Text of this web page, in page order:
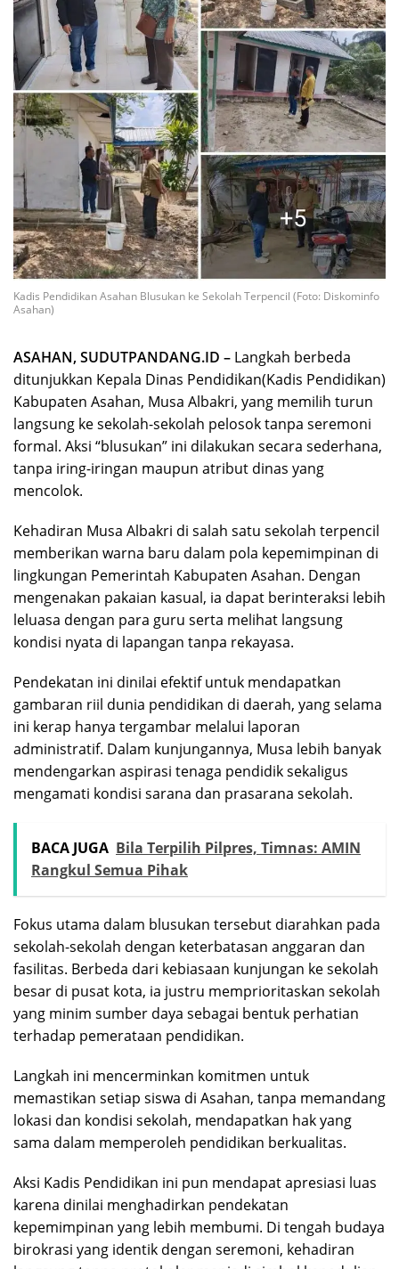
Kadis Pendidikan Asahan Blusukan ke Sekolah Terpencil (Foto: Diskominfo
Asahan)
ASAHAN, SUDUTPANDANG.ID – Langkah berbeda
ditunjukkan Kepala Dinas Pendidikan(Kadis Pendidikan)
Kabupaten Asahan, Musa Albakri, yang memilih turun
langsung ke sekolah-sekolah pelosok tanpa seremoni
formal. Aksi “blusukan” ini dilakukan secara sederhana,
tanpa iring-iringan maupun atribut dinas yang
mencolok.
Kehadiran Musa Albakri di salah satu sekolah terpencil
memberikan warna baru dalam pola kepemimpinan di
lingkungan Pemerintah Kabupaten Asahan. Dengan
mengenakan pakaian kasual, ia dapat berinteraksi lebih
leluasa dengan para guru serta melihat langsung
kondisi nyata di lapangan tanpa rekayasa.
Pendekatan ini dinilai efektif untuk mendapatkan
gambaran riil dunia pendidikan di daerah, yang selama
ini kerap hanya tergambar melalui laporan
administratif. Dalam kunjungannya, Musa lebih banyak
mendengarkan aspirasi tenaga pendidik sekaligus
mengamati kondisi sarana dan prasarana sekolah.
BACA JUGA Bila Terpilih Pilpres, Timnas: AMIN
Rangkul Semua Pihak
Fokus utama dalam blusukan tersebut diarahkan pada
sekolah-sekolah dengan keterbatasan anggaran dan
fasilitas. Berbeda dari kebiasaan kunjungan ke sekolah
besar di pusat kota, ia justru memprioritaskan sekolah
yang minim sumber daya sebagai bentuk perhatian
terhadap pemerataan pendidikan.
Langkah ini mencerminkan komitmen untuk
memastikan setiap siswa di Asahan, tanpa memandang
lokasi dan kondisi sekolah, mendapatkan hak yang
sama dalam memperoleh pendidikan berkualitas.
Aksi Kadis Pendidikan ini pun mendapat apresiasi luas
karena dinilai menghadirkan pendekatan
kepemimpinan yang lebih membumi. Di tengah budaya
birokrasi yang identik dengan seremoni, kehadiran